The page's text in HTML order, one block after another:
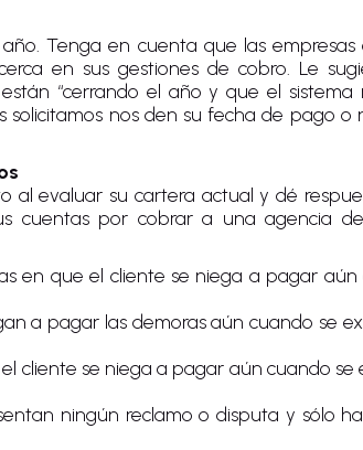
Tenga en cuenta que las
en sus gestiones de cobro. Le
“cerrando el año y que el
nos den su fecha de pago o
al evaluar su cartera actual y dé
cuentas por cobrar a una agencia
en que el cliente se niega a pagar
a pagar las demoras aún cuando se
cliente se niega a pagar aún cuando
ningún reclamo o disputa y sólo